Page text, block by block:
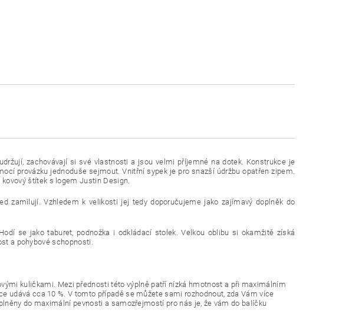
zachovávají si své vlastnosti a jsou velmi příjemné na dotek. Konstrukce je
provázku jednoduše sejmout. Vnitřní sypek je pro snazší údržbu opatřen zipem.
štítek s logem Justin Design.
zamilují. Vzhledem k velikosti jej tedy doporučujeme jako zajímavý doplněk do
se jako taburet, podnožka i odkládací stolek. Velkou oblibu si okamžitě získá
a pohybové schopnosti.
kuličkami. Mezi přednosti této výplně patří nízká hmotnost a při maximálním
udává cca 10 %. V tomto případě se můžete sami rozhodnout, zda Vám více
do maximální pevnosti a samozřejmostí pro nás je, že vám do balíčku